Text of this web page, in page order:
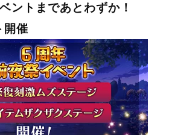
ントまであとわずか！
開催